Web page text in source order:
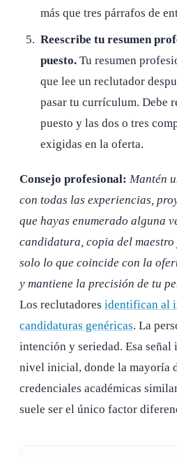
más que tres párrafos de
Reescribe tu resumen
puesto.Tu resumen
que lee un reclutador
pasar tu currículum. Debe
puesto y las dos o tres
exigidas en la oferta.
Consejo profesional: Mantén
con todas las experiencias,
que hayas enumerado alguna
candidatura, copia del
solo lo que coincide con la
y mantiene la precisión de tu
Los reclutadores identifican al
candidaturas genéricas. La
intención y seriedad. Esa señal
nivel inicial, donde la mayoría
credenciales académicas
suele ser el único factor